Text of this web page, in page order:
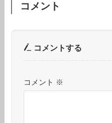
コメント
コメントする
コメント ※